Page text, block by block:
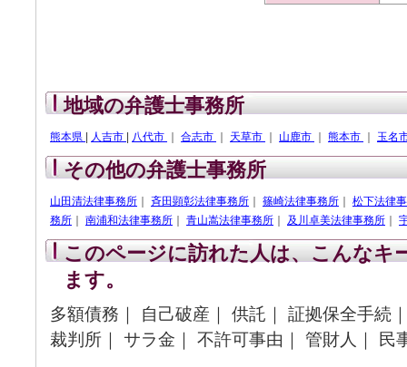
地域の弁護士事務所
熊本県 人吉市 八代市 合志市 天草市 山鹿市 熊本市 玉名
その他の弁護士事務所
山田清法律事務所 斉田顕彰法律事務所 篠崎法律事務所
松下法律
務所
南浦和法律事務所 青山嵩法律事務所 及川卓美法律事務所
このページに訪れた人は、こんなキ
ます。
多額債務｜ 自己破産｜ 供託｜ 証拠保全手続
裁判所｜ サラ金｜ 不許可事由｜ 管財人｜ 民